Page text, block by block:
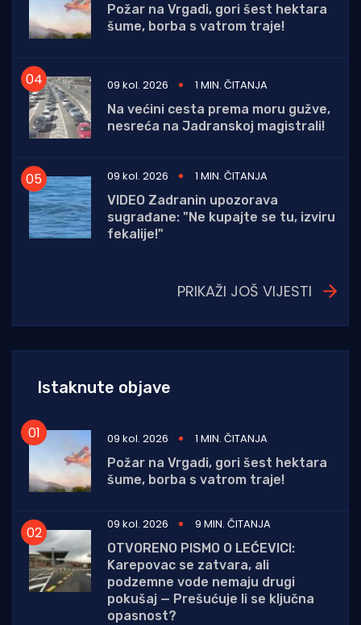
Požar na Vrgadi, gori šest hektara
šume, borba s vatrom traje!
09 kol. 2026
1 MIN. ČITANJA
Na većini cesta prema moru gužve,
nesreća na Jadranskoj magistrali!
09 kol. 2026
1 MIN. ČITANJA
VIDEO Zadranin upozorava
sugrađane: "Ne kupajte se tu, izviru
fekalije!"
PRIKAŽI JOŠ VIJESTI
Istaknute objave
09 kol. 2026
1 MIN. ČITANJA
Požar na Vrgadi, gori šest hektara
šume, borba s vatrom traje!
09 kol. 2026
9 MIN. ČITANJA
OTVORENO PISMO O LEĆEVICI:
Karepovac se zatvara, ali
podzemne vode nemaju drugi
pokušaj — Prešućuje li se ključna
opasnost?